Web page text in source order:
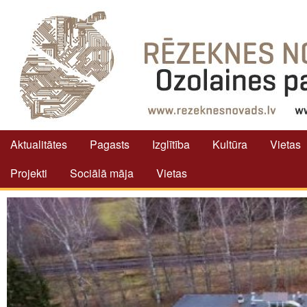
Aktualitātes Pagasts Izglītība Kultūra
Vietas
Projekti
Sociālā māja Vietas